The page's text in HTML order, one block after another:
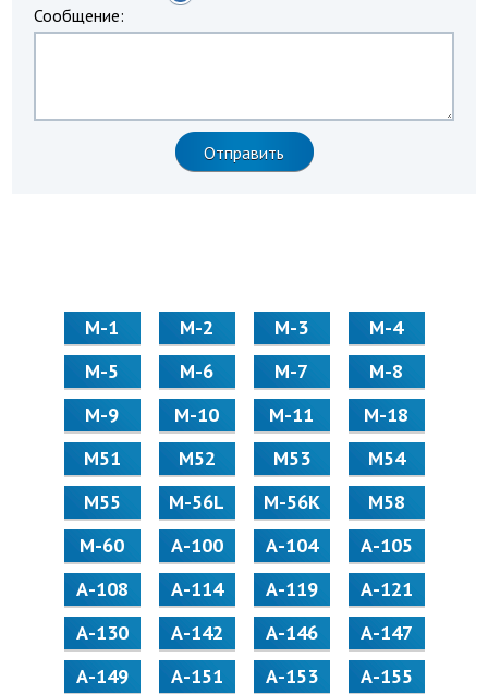
Сообщение:
М-1 М-2 М-3
М-4
М-5
М-6 М-7
М-8
М-9
М-10 М-11
М-18
М51
М52 М53
М54
М55
M-56L M-56K
М58
M-60
А-100 А-104
А-105
А-108
А-114 А-119
А-121
А-130
А-142 А-146
А-147
А-149
А-151 А-153
А-155